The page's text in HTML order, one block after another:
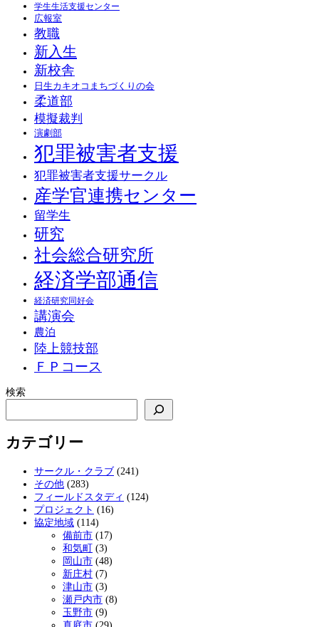
学生生活支援センター
広報室
教職
新入生
新校舎
日生カキオコまちづくりの会
柔道部
模擬裁判
演劇部
犯罪被害者支援
犯罪被害者支援サークル
産学官連携センター
留学生
研究
社会総合研究所
経済学部通信
経済研究同好会
講演会
農泊
陸上競技部
ＦＰコース
検索
カテゴリー
サークル・クラブ (241)
その他 (283)
フィールドスタディ (124)
プロジェクト (16)
協定地域 (114)
備前市 (17)
和気町
(3)
岡山市 (48)
新庄村 (7)
津山市 (3)
瀬戸内市 (8)
玉野市 (9)